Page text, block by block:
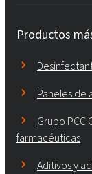
Productos
Paneles de
Grupo
farmacéuticas
Aditivos y